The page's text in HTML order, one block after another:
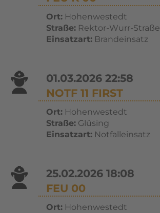
Ort:Hohenwestedt
Straße:Rektor-Wurr-Straße
Einsatzart:Brandeinsatz
01.03.2026 22:58
NOTF 11 FIRST
Ort:Hohenwestedt
Straße:Glüsing
Einsatzart:Notfalleinsatz
25.02.2026 18:08
FEU 00
Ort:Hohenwestedt